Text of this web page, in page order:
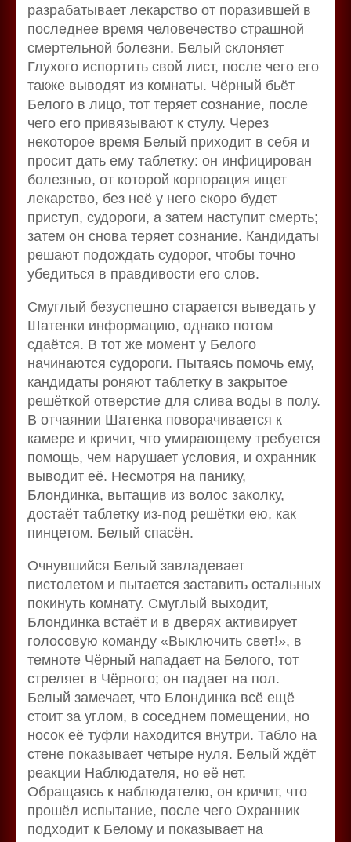
разрабатывает лекарство от поразившей в
последнее время человечество страшной
смертельной болезни. Белый склоняет
Глухого испортить свой лист, после чего его
также выводят из комнаты. Чёрный бьёт
Белого в лицо, тот теряет сознание, после
чего его привязывают к стулу. Через
некоторое время Белый приходит в себя и
просит дать ему таблетку: он инфицирован
болезнью, от которой корпорация ищет
лекарство, без неё у него скоро будет
приступ, судороги, а затем наступит смерть;
затем он снова теряет сознание. Кандидаты
решают подождать судорог, чтобы точно
убедиться в правдивости его слов.
Смуглый безуспешно старается выведать у
Шатенки информацию, однако потом
сдаётся. В тот же момент у Белого
начинаются судороги. Пытаясь помочь ему,
кандидаты роняют таблетку в закрытое
решёткой отверстие для слива воды в полу.
В отчаянии Шатенка поворачивается к
камере и кричит, что умирающему требуется
помощь, чем нарушает условия, и охранник
выводит её. Несмотря на панику,
Блондинка, вытащив из волос заколку,
достаёт таблетку из-под решётки ею, как
пинцетом. Белый спасён.
Очнувшийся Белый завладевает
пистолетом и пытается заставить остальных
покинуть комнату. Смуглый выходит,
Блондинка встаёт и в дверях активирует
голосовую команду «Выключить свет!», в
темноте Чёрный нападает на Белого, тот
стреляет в Чёрного; он падает на пол.
Белый замечает, что Блондинка всё ещё
стоит за углом, в соседнем помещении, но
носок её туфли находится внутри. Табло на
стене показывает четыре нуля. Белый ждёт
реакции Наблюдателя, но её нет.
Обращаясь к наблюдателю, он кричит, что
прошёл испытание, после чего Охранник
подходит к Белому и показывает на